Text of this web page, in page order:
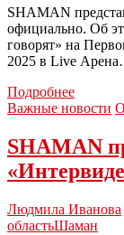
SHAMAN
официально. Об
говорят» на
2025 в Live
Подробнее
на
Важные новости
SHAMAN
Людмила Иванова
областьШаман